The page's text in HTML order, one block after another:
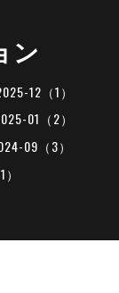
ン
12（1）
01（2）
09（3）